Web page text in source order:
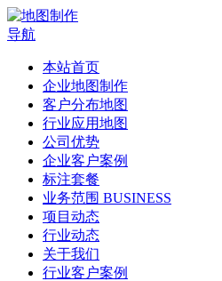
导航
本站首页
企业地图制作
客户分布地图
行业应用地图
公司优势
企业客户案例
标注套餐
业务范围 BUSINESS
项目动态
行业动态
关于我们
行业客户案例